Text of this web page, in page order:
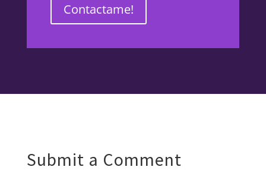
Contactame!
Submit a Comment